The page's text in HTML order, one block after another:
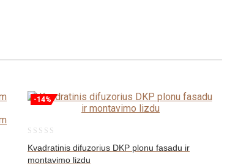
-14%
out
Kvadratinis difuzorius DKP plonu fasadu ir
montavimo lizdu